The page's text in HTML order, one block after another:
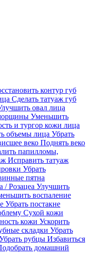
контур губ
Сделать татуаж губ
овал лица
Уменьшить
и тургор кожи лица
объемы лица Убрать
веко Поднять веко
папилломы,
Исправить татуаж
Убрать
пятна
/ Розацеа Улучшить
воспаление
Убрать постакне
Сухой кожи
кожи Ускорить
складки Убрать
рубцы Избавиться
домашний